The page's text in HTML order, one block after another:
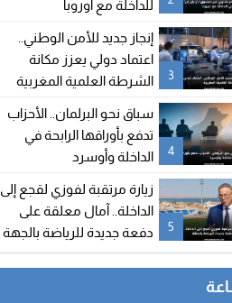
للداخلة مع أوروبا
3
إنجاز جديد للأمن الوطني..
اعتماد دولي يعزز مكانة
الشرطة العلمية المغربية
4
سباق نحو البرلمان.. الأحزاب
تدفع بأوراقها الرابحة في
الداخلة وأوسرد
5
زيارة مرتقبة لفوزي لقجع إلى
الداخلة.. آمال معلقة على
دفعة جديدة للرياضة بالجهة